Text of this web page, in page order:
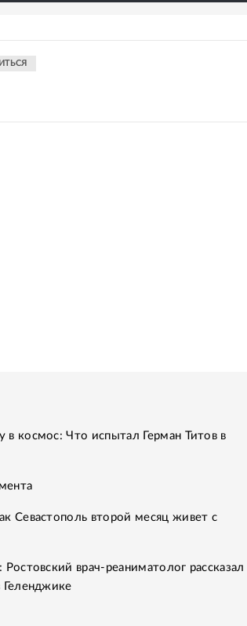
космос: Что испытал Герман Титов в
Севастополь второй месяц живет с
врач-реаниматолог рассказал
Геленджике